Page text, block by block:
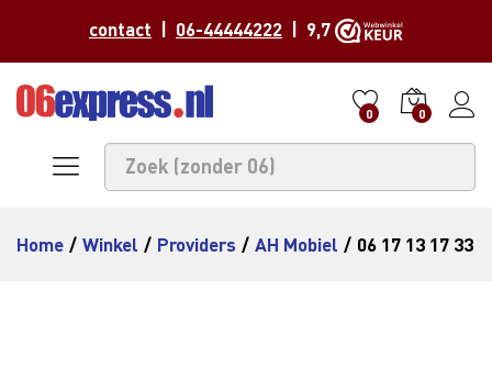
contact 06-44444222 | 9,7
0 0
Home / Winkel / Providers / AH Mobiel / 06 17 13 17 33